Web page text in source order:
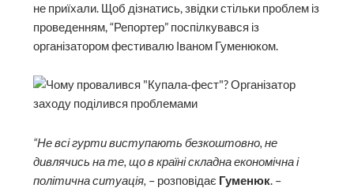
не приїхали. Щоб дізнатись, звідки стільки проблем із
проведенням, “Репортер” поспілкувався із
організатором фестивалю Іваном Гуменюком.
“Не всі гурти виступають безкоштовно, не
дивлячись на те, що в країні складна економічна і
політична ситуація, – розповідає Гуменюк. –